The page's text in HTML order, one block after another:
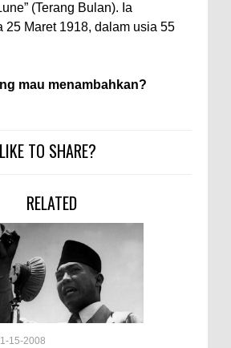
(Terang Bulan). Ia
25 Maret 1918, dalam usia 55
mau menambahkan?
LIKE TO SHARE?
RELATED
15-2008